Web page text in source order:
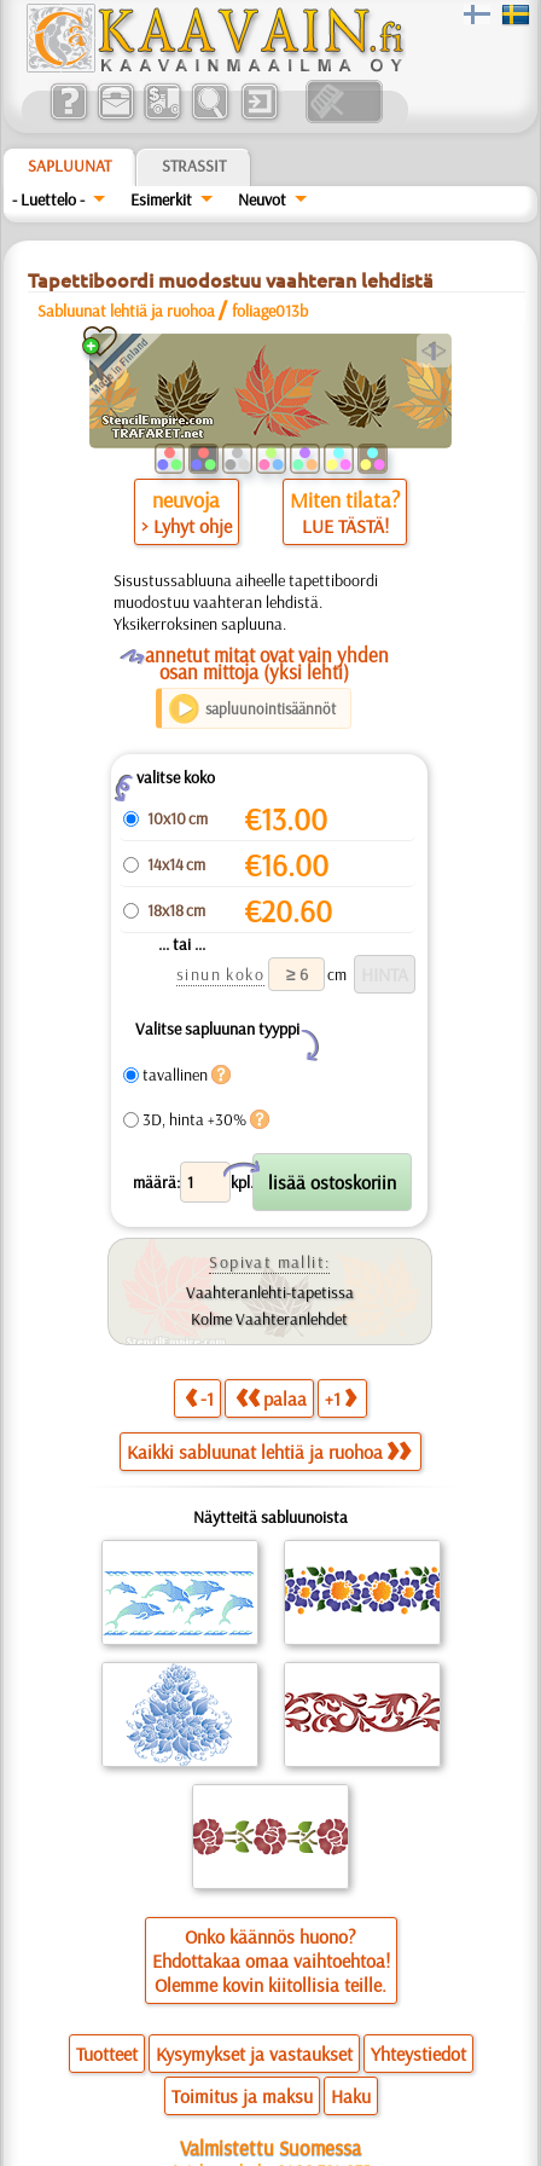
SAPLUUNAT
STRASSIT
- Luettelo -
Esimerkit Neuvot
Tapettiboordi muodostuu vaahteran lehdistä
Sabluunat lehtiä ja ruohoa /foliage013b
a
neuvoja
> Lyhyt ohje
Miten tilata?
LUE TÄSTÄ!
Sisustussabluuna aiheelle tapettiboordi
muodostuu vaahteran lehdistä.
Yksikerroksinen sapluuna.
Oannetut mitat ovat vain yhden
osan mittoja (yksi lehti)
sapluunointisäännöt
Zvalitse koko
10x10 cm
€13.00
14x14 cm €16.00
18x18 cm €20.60
... tai ...
sinun koko
cm
Valitse sapluunan tyyppi
Y
tavallinen
3D, hinta +30%
määrä: kpl.
X
Sopivat mallit:
Vaahteranlehti-tapetissa
Kolme Vaahteranlehdet
-1 palaa +1
Kaikki sabluunat lehtiä ja ruohoa
Näytteitä sabluunoista
Onko käännös huono?
Ehdottakaa omaa vaihtoehtoa!
Olemme kovin kiitollisia teille.
Tuotteet Kysymykset ja vastaukset
Yhteystiedot
Toimitus ja maksu
Haku
Valmistettu Suomessa